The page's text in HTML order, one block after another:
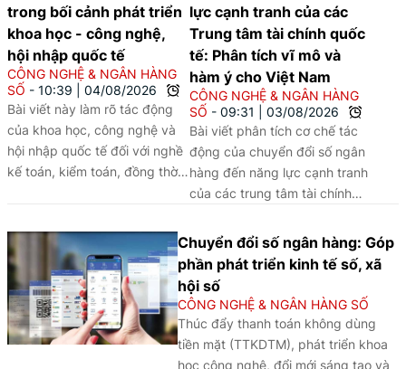
trong bối cảnh phát triển
khoa học - công nghệ,
hội nhập quốc tế
CÔNG NGHỆ & NGÂN HÀNG
SỐ
10:39
04/08/2026
Bài viết này làm rõ tác động
của khoa học, công nghệ và
hội nhập quốc tế đối với nghề
kế toán, kiểm toán, đồng thời
lượng nguồn nhân lực trong
bối cảnh chuyển đổi số.
lực cạnh tranh của các
Trung tâm tài chính quốc
tế: Phân tích vĩ mô và
hàm ý cho Việt Nam
CÔNG NGHỆ & NGÂN HÀNG
SỐ
09:31
03/08/2026
Bài viết phân tích cơ chế tác
động của chuyển đổi số ngân
hàng đến năng lực cạnh tranh
của các trung tâm tài chính
phương pháp phân tích so
sánh định tính (QCA) trên một
số trường hợp tại châu Á -
Thái Bình Dương là Singapore,
Hồng Kông, Tokyo, Thượng
Hải, Seoul và Sydney. Khung
phân tích nhận diện ba yếu tố
Chuyển đổi số ngân hàng: Góp
phần phát triển kinh tế số, xã
hội số
CÔNG NGHỆ & NGÂN HÀNG SỐ
Thúc đẩy thanh toán không dùng
tiền mặt (TTKDTM), phát triển khoa
học công nghệ, đổi mới sáng tạo và